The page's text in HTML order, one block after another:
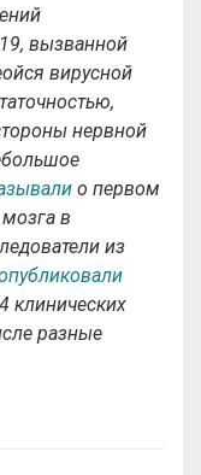
вызванной
вирусной
нервной
о первом
в
из
клинических
разные